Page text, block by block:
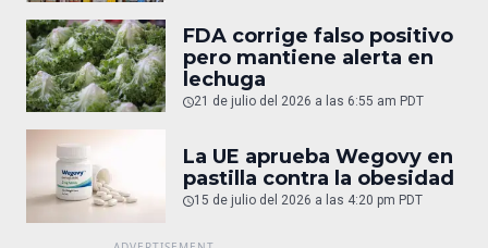
FDA corrige falso positivo
pero mantiene alerta en
lechuga
21 de julio del 2026 a las 6:55 am PDT
La UE aprueba Wegovy en
pastilla contra la obesidad
15 de julio del 2026 a las 4:20 pm PDT